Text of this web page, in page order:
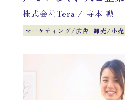
株式会社Tera / 寺本 勲
マーケティング/広告 卸売/小売